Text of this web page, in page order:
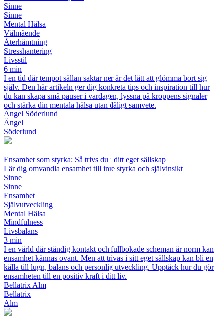
Sinne
Sinne
Mental Hälsa
Välmående
Återhämtning
Stresshantering
Livsstil
6 min
I en tid där tempot sällan saktar ner är det lätt att glömma bort sig
själv. Den här artikeln ger dig konkreta tips och inspiration till hur
du kan skapa små pauser i vardagen, lyssna på kroppens signaler
och stärka din mentala hälsa utan dåligt samvete.
Ängel Söderlund
Ängel
Söderlund
Ensamhet som styrka: Så trivs du i ditt eget sällskap
Lär dig omvandla ensamhet till inre styrka och självinsikt
Sinne
Sinne
Ensamhet
Självutveckling
Mental Hälsa
Mindfulness
Livsbalans
3 min
I en värld där ständig kontakt och fullbokade scheman är norm kan
ensamhet kännas ovant. Men att trivas i sitt eget sällskap kan bli en
källa till lugn, balans och personlig utveckling. Upptäck hur du gör
ensamheten till en positiv kraft i ditt liv.
Bellatrix Alm
Bellatrix
Alm